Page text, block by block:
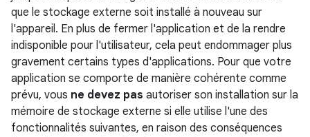
que le stockage externe soit installé à nouveau sur
l'appareil. En plus de fermer l'application et de la rendre
indisponible pour l'utilisateur, cela peut endommager plus
gravement certains types d'applications. Pour que votre
application se comporte de manière cohérente comme
prévu, vous ne devez pas autoriser son installation sur la
mémoire de stockage externe si elle utilise l'une des
fonctionnalités suivantes, en raison des conséquences